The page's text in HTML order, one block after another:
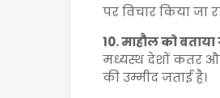
पर विचार किया जा
10. माहौल को
मध्यस्थ देशों कतर
की उम्मीद जताई है।